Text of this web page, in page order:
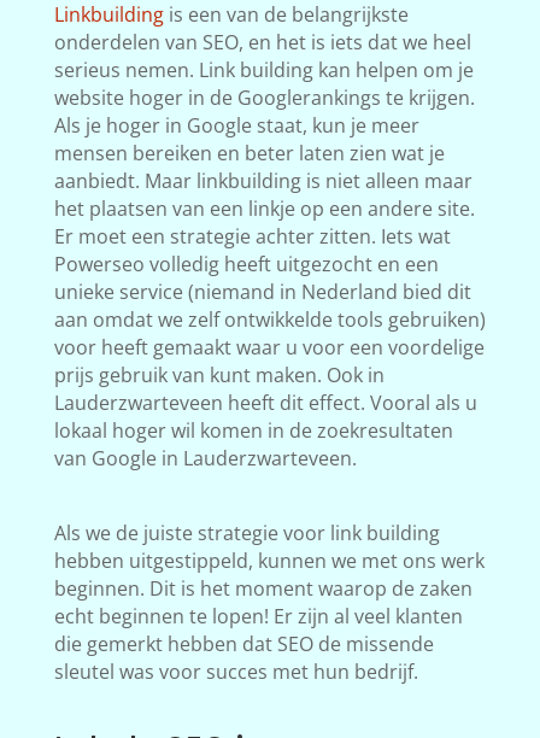
Linkbuildingis een van de belangrijkste
onderdelen van SEO, en het is iets dat we heel
serieus nemen. Link building kan helpen om je
website hoger in de Googlerankings te krijgen.
Als je hoger in Google staat, kun je meer
mensen bereiken en beter laten zien wat je
aanbiedt. Maar linkbuilding is niet alleen maar
het plaatsen van een linkje op een andere site.
Er moet een strategie achter zitten. Iets wat
Powerseo volledig heeft uitgezocht en een
unieke service (niemand in Nederland bied dit
aan omdat we zelf ontwikkelde tools gebruiken)
voor heeft gemaakt waar u voor een voordelige
prijs gebruik van kunt maken. Ook in
Lauderzwarteveen heeft dit effect. Vooral als u
lokaal hoger wil komen in de zoekresultaten
van Google in Lauderzwarteveen.
Als we de juiste strategie voor link building
hebben uitgestippeld, kunnen we met ons werk
beginnen. Dit is het moment waarop de zaken
echt beginnen te lopen! Er zijn al veel klanten
die gemerkt hebben dat SEO de missende
sleutel was voor succes met hun bedrijf.